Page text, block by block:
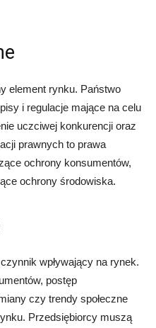
element rynku. Państwo
i regulacje mające na celu
uczciwej konkurencji oraz
prawnych to prawa
ochrony konsumentów,
ochrony środowiska.
wpływający na rynek.
postęp
czy trendy społeczne
Przedsiębiorcy muszą